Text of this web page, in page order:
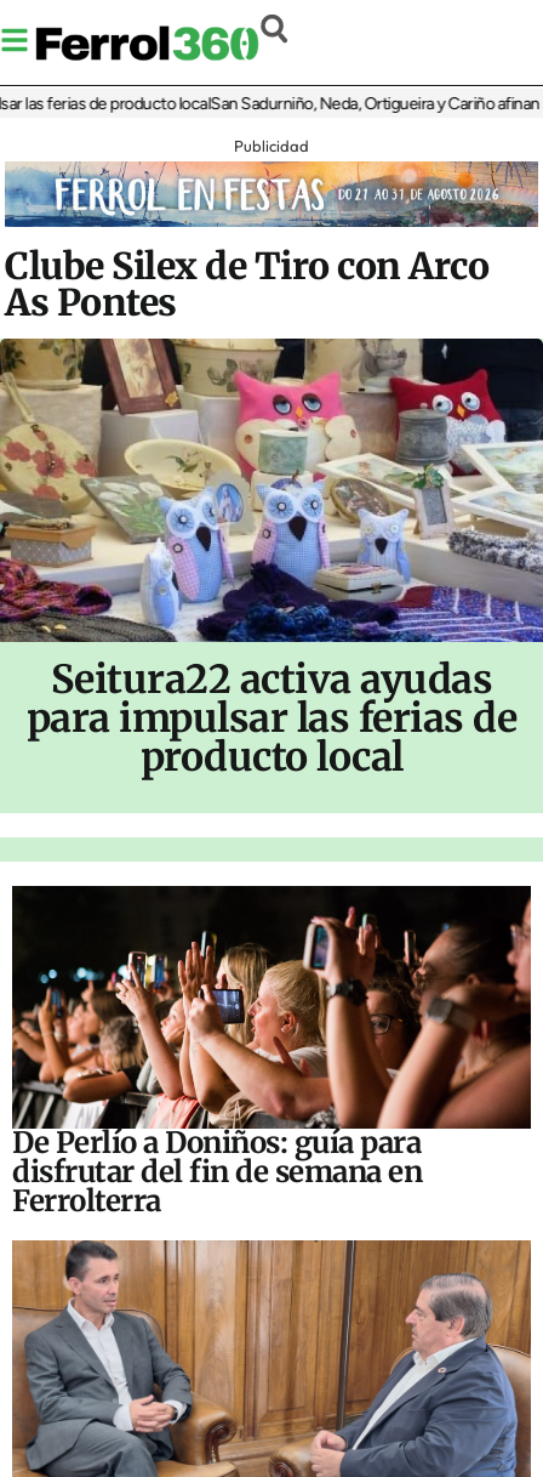
ferias de producto localSan Sadurniño, Neda, Ortigueira y Cariño afinan
Publicidad
Clube Silex de Tiro con Arco
As Pontes
Seitura22 activa ayudas
para impulsar las ferias de
producto local
De Perlío a Doniños: guía para
disfrutar del fin de semana en
Ferrolterra